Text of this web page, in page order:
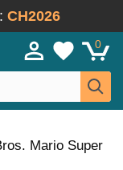
CH2026
0
Mario Super